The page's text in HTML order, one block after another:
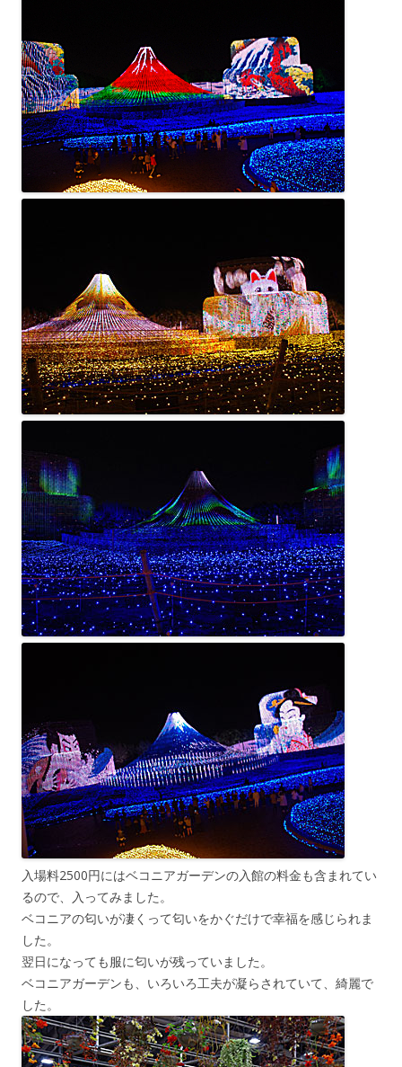
入場料2500円にはベコニアガーデンの入館の料金も含まれてい
るので、入ってみました。
ベコニアの匂いが凄くって匂いをかぐだけで幸福を感じられま
した。
翌日になっても服に匂いが残っていました。
ベコニアガーデンも、いろいろ工夫が凝らされていて、綺麗で
した。